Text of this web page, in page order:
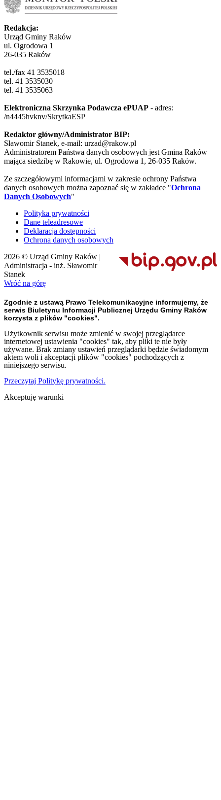
Redakcja:
Urząd Gminy Raków
ul. Ogrodowa 1
26-035 Raków
tel./fax 41 3535018
tel. 41 3535030
tel. 41 3535063
Elektroniczna Skrzynka Podawcza ePUAP - adres:
/n4445hvknv/SkrytkaESP
Redaktor główny/Administrator BIP:
Sławomir Stanek, e-mail: urzad@rakow.pl
Administratorem Państwa danych osobowych jest Gmina Raków
mająca siedzibę w Rakowie, ul. Ogrodowa 1, 26-035 Raków.
Ze szczegółowymi informacjami w zakresie ochrony Państwa
danych osobowych można zapoznać się w zakładce "Ochrona
Danych Osobowych"
Polityka prywatności
Dane teleadresowe
Deklaracja dostępności
Ochrona danych osobowych
2026 © Urząd Gminy Raków |
Administracja - inż. Sławomir
Stanek
Wróć na górę
Zgodnie z ustawą Prawo Telekomunikacyjne informujemy, że
serwis Biuletynu Informacji Publicznej Urzędu Gminy Raków
korzysta z plików "cookies".
Użytkownik serwisu może zmienić w swojej przeglądarce
internetowej ustawienia "cookies" tak, aby pliki te nie były
używane. Brak zmiany ustawień przeglądarki będzie świadomym
aktem woli i akceptacji plików "cookies" pochodzących z
niniejszego serwisu.
Przeczytaj Politykę prywatności.
Akceptuję warunki